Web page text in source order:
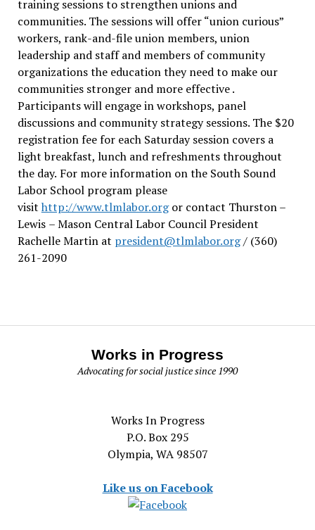
training sessions to strengthen unions and
communities. The sessions will offer “union curious”
workers, rank-and-file union members, union
leadership and staff and members of community
organizations the education they need to make our
communities stronger and more effective .
Participants will engage in workshops, panel
discussions and community strategy sessions. The $20
registration fee for each Saturday session covers a
light breakfast, lunch and refreshments throughout
the day. For more information on the South Sound
Labor School program please
visit http://www.tlmlabor.orgor contact Thurston –
Lewis – Mason Central Labor Council President
Rachelle Martin at president@tlmlabor.org/ (360)
261-2090
Works in Progress
Advocating for social justice since 1990
Works In Progress
P.O. Box 295
Olympia, WA 98507
Like us on Facebook